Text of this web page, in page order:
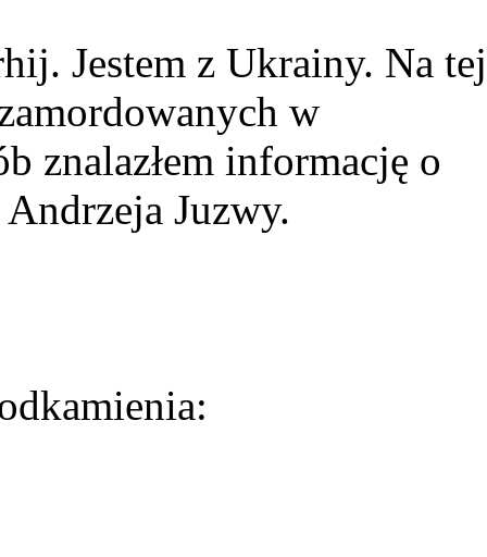
Jestem z Ukrainy. Na tej
w
znalazłem informację o
Juzwy.